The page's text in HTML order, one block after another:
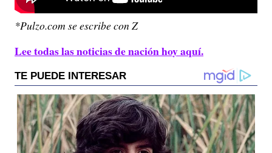
*Pulzo.com se escribe con Z
Lee todas las noticias de nación hoy aquí.